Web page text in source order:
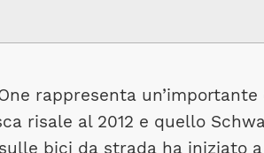
rappresenta
risale al 2012 e quello
bici da strada ha iniziato